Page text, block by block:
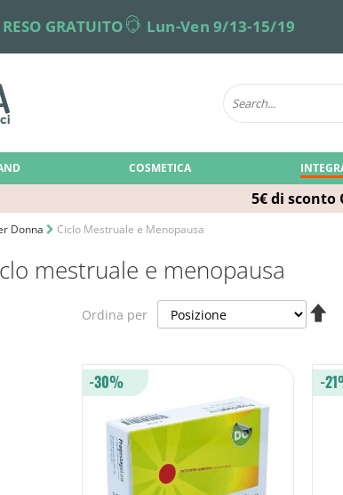
5€ di sconto
RESO GRATUITOonline-support Lun-Ven 9/13-15/19
COSMETICA
Donna Ciclo Mestruale e Menopausa
mestruale e menopausa
Ordina per
-30% -